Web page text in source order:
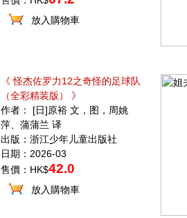
放入購物車
《 怪杰佐罗力12之奇怪的足球队
（全彩精装版） 》
作者： [日]原裕 文，图，周姚
萍、蒲蒲兰 译
出版：浙江少年儿童出版社
日期：2026-03
售價：HK$42.0
放入購物車